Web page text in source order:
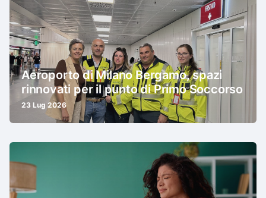
Aeroporto di Milano Bergamo, spazi
rinnovati per il punto di Primo Soccorso
23 Lug 2026